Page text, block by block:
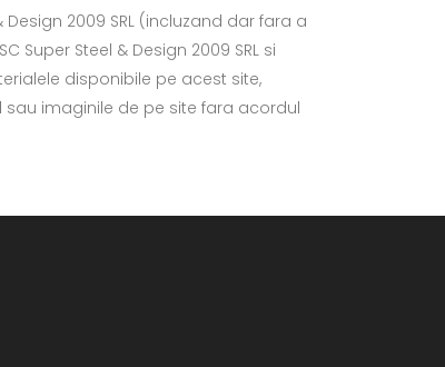
2009 SRL (incluzand dar fara a
Steel & Design 2009 SRL si
disponibile pe acest site,
imaginile de pe site fara acordul